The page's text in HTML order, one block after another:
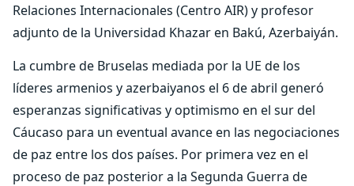
Relaciones Internacionales (Centro AIR) y profesor
adjunto de la Universidad Khazar en Bakú, Azerbaiyán.
La cumbre de Bruselas mediada por la UE de los
líderes armenios y azerbaiyanos el 6 de abril generó
esperanzas significativas y optimismo en el sur del
Cáucaso para un eventual avance en las negociaciones
de paz entre los dos países. Por primera vez en el
proceso de paz posterior a la Segunda Guerra de